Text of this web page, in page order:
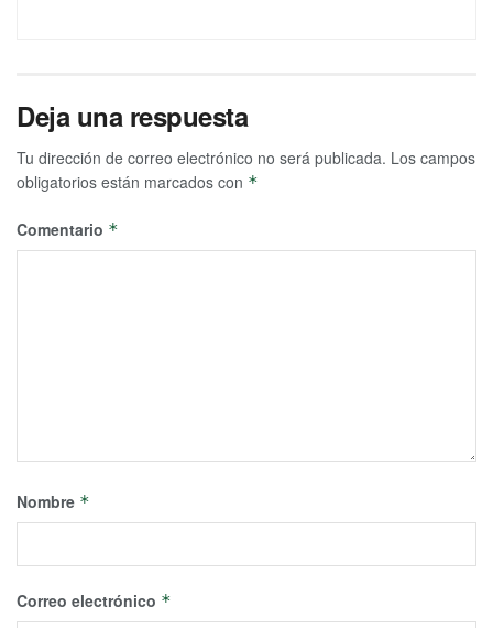
Deja una respuesta
Tu dirección de correo electrónico no será publicada. Los campos
obligatorios están marcados con *
Comentario *
Nombre *
Correo electrónico *